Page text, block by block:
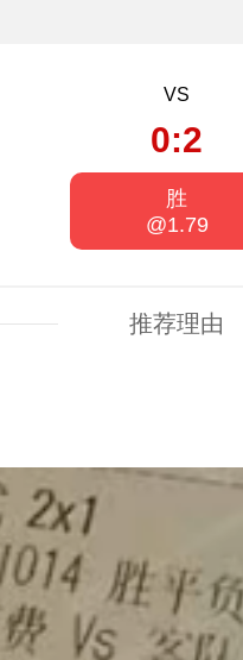
VS
0:2
胜
@1.79
推荐理由